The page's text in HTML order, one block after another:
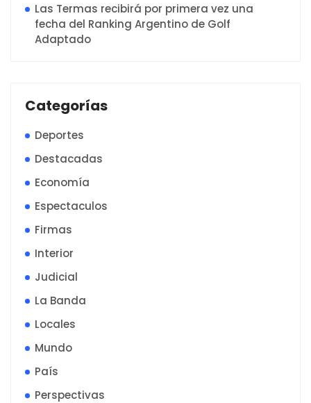
Las Termas recibirá por primera vez una
fecha del Ranking Argentino de Golf
Adaptado
Categorías
Deportes
Destacadas
Economía
Espectaculos
Firmas
Interior
Judicial
La Banda
Locales
Mundo
País
Perspectivas